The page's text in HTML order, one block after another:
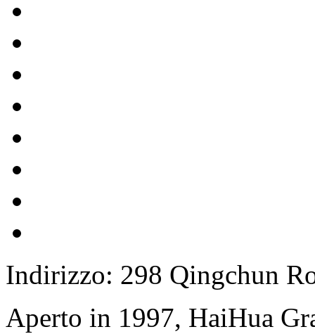
Indirizzo: 298 Qingchun
Aperto in 1997, HaiHua